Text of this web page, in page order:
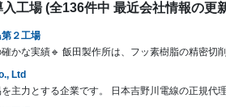
工場 (全136件中 最近会社情報の更
２工場
かな実績🔹 飯田製作所は、フッ素樹脂の精密切
Ltd
主力とする企業です。 日本吉野川電線の正規代